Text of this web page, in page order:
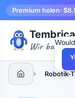
Premium holen·
Tembrica
Wir bauen
› Robotik-